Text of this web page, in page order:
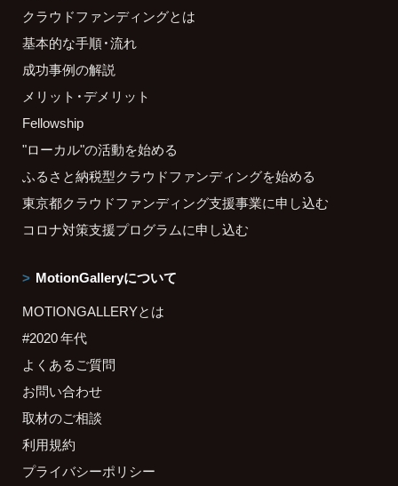
クラウドファンディングとは
基本的な手順・流れ
成功事例の解説
メリット・デメリット
Fellowship
"ローカル"の活動を始める
ふるさと納税型クラウドファンディングを始める
東京都クラウドファンディング支援事業に申し込む
コロナ対策支援プログラムに申し込む
MotionGalleryについて
MOTIONGALLERYとは
#2020 年代
よくあるご質問
お問い合わせ
取材のご相談
利用規約
プライバシーポリシー